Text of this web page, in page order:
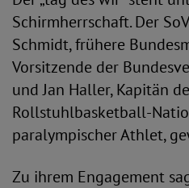
Schirmherrschaft. Der
Schmidt, frühere
Vorsitzende der
und Jan Haller, Kapitän
Rollstuhlbasketball-
paralympischer Athlet,
Zu ihrem Engagement